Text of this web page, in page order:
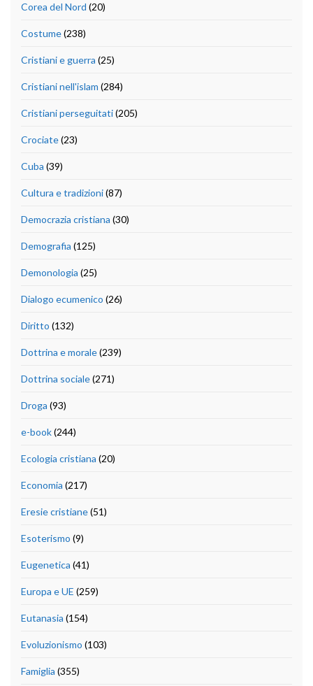
Corea del Nord (20)
Costume(238)
Cristiani e guerra (25)
Cristiani nell'islam (284)
Cristiani perseguitati(205)
Crociate(23)
Cuba (39)
Cultura e tradizioni(87)
Democrazia cristiana (30)
Demografia (125)
Demonologia (25)
Dialogo ecumenico (26)
Diritto (132)
Dottrina e morale(239)
Dottrina sociale(271)
Droga (93)
e-book(244)
Ecologia cristiana (20)
Economia (217)
Eresie cristiane(51)
Esoterismo (9)
Eugenetica (41)
Europa e UE (259)
Eutanasia (154)
Evoluzionismo (103)
Famiglia (355)